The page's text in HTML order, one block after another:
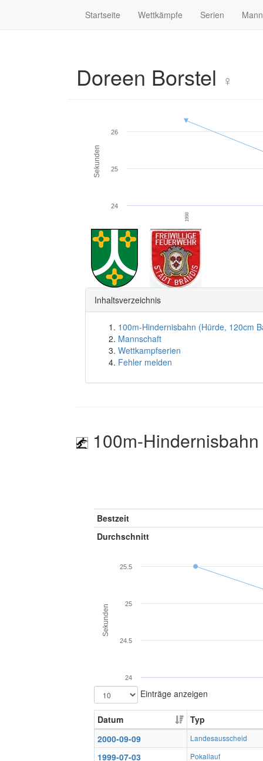
Startseite Wettkämpfe Serien
Doreen Borstel ♀
Sekunden
1998
24
25
26
Inhaltsverzeichnis
100m-Hindernisbahn (Hürde, 120cm
Mannschaft
Wettkampfserien
Fehler melden
100m-
Bestzeit
Durchschnitt
Sekunden
24
24.5
25
25.5
Einträge anzeigen
Datum
Typ
2000-09-09
Landesausscheid
1999-07-03 Pokallauf